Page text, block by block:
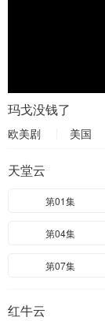
玛戈没钱了
欧美剧 美国
天堂云
第01集
第04集
第07集
红牛云